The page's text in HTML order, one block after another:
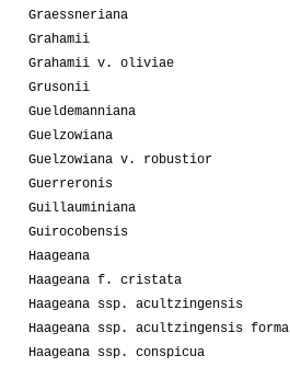
Graessneriana
Grahamii
Grahamii v. oliviae
Grusonii
Gueldemanniana
Guelzowiana
Guelzowiana v. robustior
Guerreronis
Guillauminiana
Guirocobensis
Haageana
Haageana f. cristata
Haageana ssp. acultzingensis
Haageana ssp. acultzingensis forma
Haageana ssp. conspicua